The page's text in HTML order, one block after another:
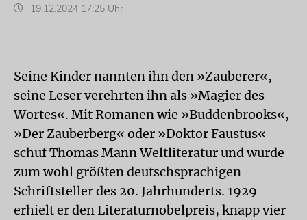
19.12.2024 17:25 Uhr
Seine Kinder nannten ihn den »Zauberer«,
seine Leser verehrten ihn als »Magier des
Wortes«. Mit Romanen wie »Buddenbrooks«,
»Der Zauberberg« oder »Doktor Faustus«
schuf Thomas Mann Weltliteratur und wurde
zum wohl größten deutschsprachigen
Schriftsteller des 20. Jahrhunderts. 1929
erhielt er den Literaturnobelpreis, knapp vier